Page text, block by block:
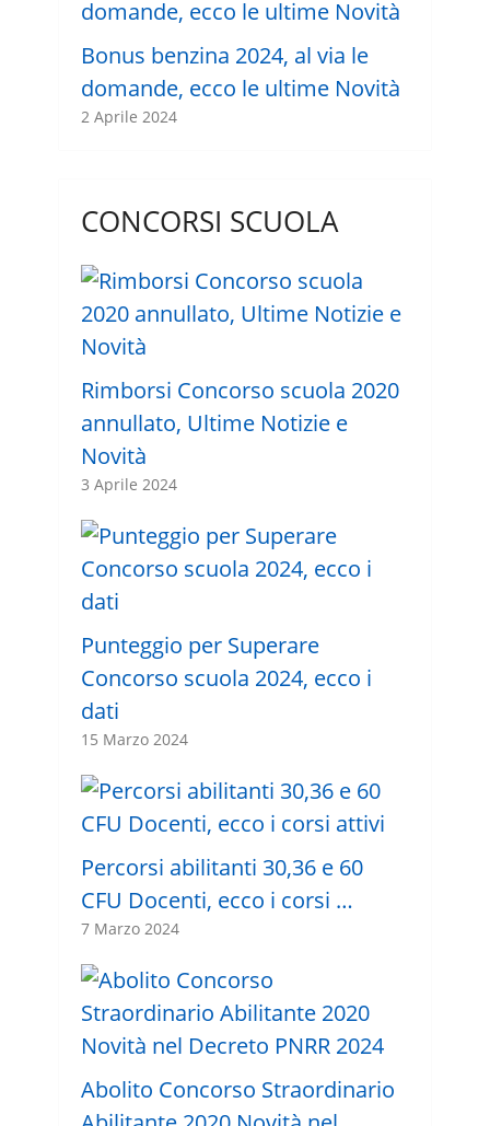
Bonus benzina 2024, al via le
domande, ecco le ultime Novità
2 Aprile 2024
CONCORSI SCUOLA
Rimborsi Concorso scuola 2020
annullato, Ultime Notizie e
Novità
3 Aprile 2024
Punteggio per Superare
Concorso scuola 2024, ecco i
dati
15 Marzo 2024
Percorsi abilitanti 30,36 e 60
CFU Docenti, ecco i corsi …
7 Marzo 2024
Abolito Concorso Straordinario